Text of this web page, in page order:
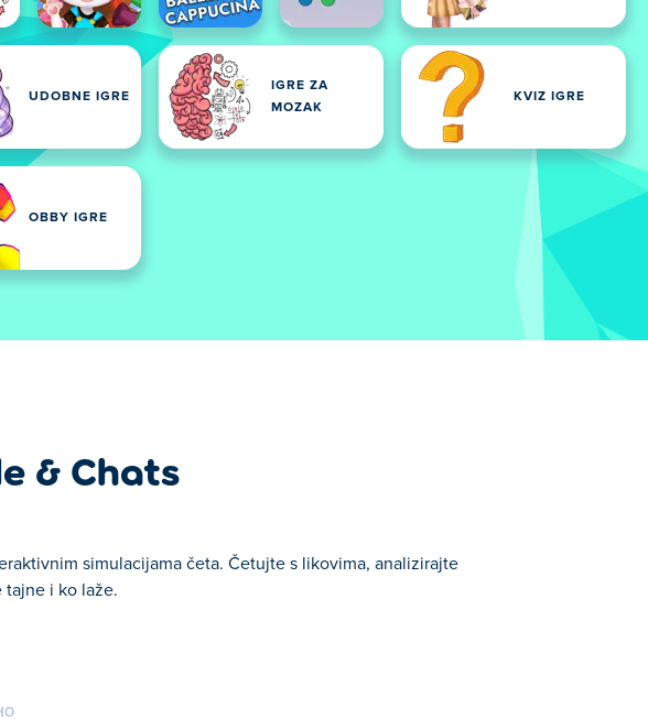
UDOBNE IGRE
IGRE ZA
MOZAK
KVIZ IGRE
OBBY IGRE
& Chats
simulacijama četa. Četujte s likovima, analizirajte
tajne i ko laže.
od naših odabranih Igre sa slagalicama.